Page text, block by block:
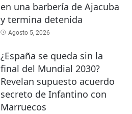
en una barbería de Ajacuba
y termina detenida
Agosto 5, 2026
¿España se queda sin la
final del Mundial 2030?
Revelan supuesto acuerdo
secreto de Infantino con
Marruecos